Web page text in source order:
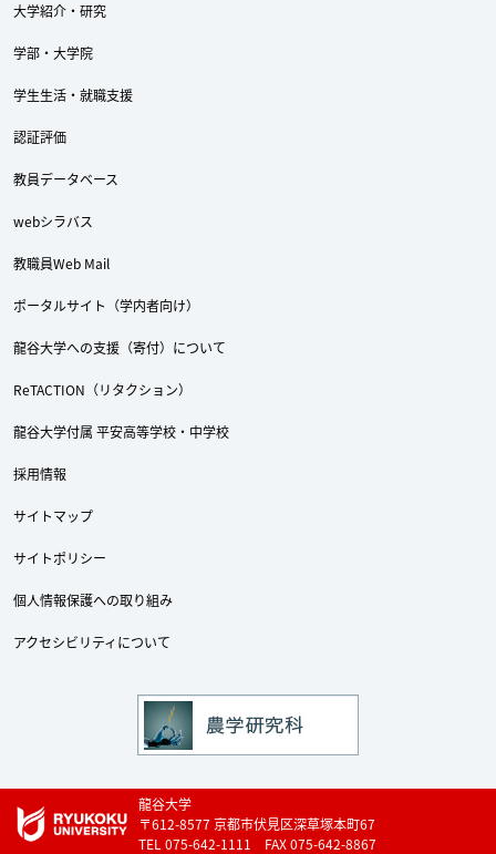
Twitter FacebookYouTube
大学紹介・研究
学部・大学院
学生生活・就職支援
認証評価
教員データベース
webシラバス
教職員Web Mail
ポータルサイト（学内者向け）
龍谷大学への支援（寄付）について
ReTACTION（リタクション）
龍谷大学付属 平安高等学校・中学校
採用情報
サイトマップ
サイトポリシー
個人情報保護への取り組み
アクセシビリティについて
龍谷大学
〒612-8577 京都市伏見区深草塚本町67
TEL 075-642-1111 FAX 075-642-8867